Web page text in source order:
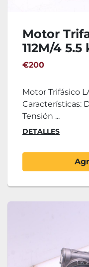
Motor
112M/4 5.5
€200
Motor Trifásico
Características:
Tensión ...
DETALLES